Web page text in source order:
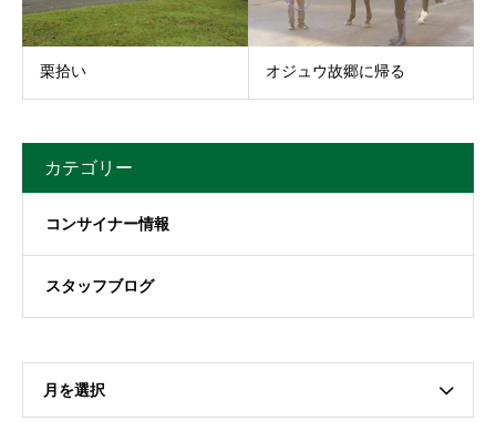
栗拾い オジュウ故郷に帰る
カテゴリー
コンサイナー情報
スタッフブログ
月を選択